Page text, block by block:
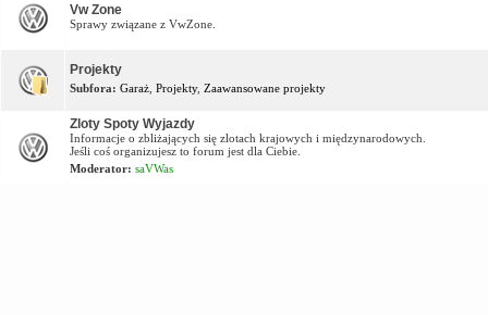
Vw Zone
Sprawy związane z VwZone.
Projekty
Subfora: Garaż Projekty, Zaawansowane projekty
Zloty Spoty Wyjazdy
Informacje o zbliżających się zlotach krajowych i międzynarodowych.
Jeśli coś organizujesz to forum jest dla Ciebie.
Moderator: saVWas